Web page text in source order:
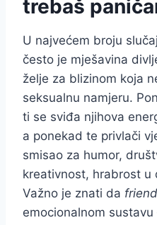
trebaš
U najvećem broju
često je mješavina
želje za blizinom koja
seksualnu namjeru.
ti se sviđa njihova
a ponekad te privlači
smisao za humor,
kreativnost, hrabrost u
Važno je znati da
emocionalnom